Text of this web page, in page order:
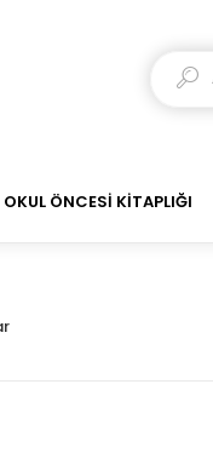
11:00'a kadar
OKUL ÖNCESİ KİTAPLIĞI